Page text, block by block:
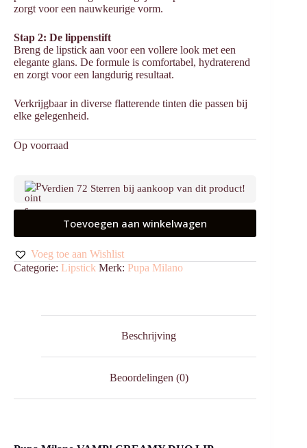
zorgt voor een nauwkeurige vorm.
Stap 2: De lippenstift
Breng de lipstick aan voor een vollere look met een
elegante glans. De formule is comfortabel, hydraterend
en zorgt voor een langdurig resultaat.
Verkrijgbaar in diverse flatterende tinten die passen bij
elke gelegenheid.
Op voorraad
Verdien 72 Sterren bij aankoop van dit product!
Toevoegen aan winkelwagen
Voeg toe aan Wishlist
Categorie: Lipstick Merk: Pupa Milano
Beschrijving
Beoordelingen (0)